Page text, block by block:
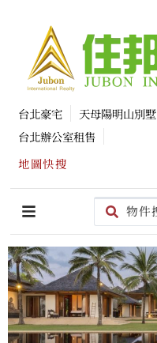
台北豪宅 天母陽明山別墅
台北辦公室租售
地圖快搜